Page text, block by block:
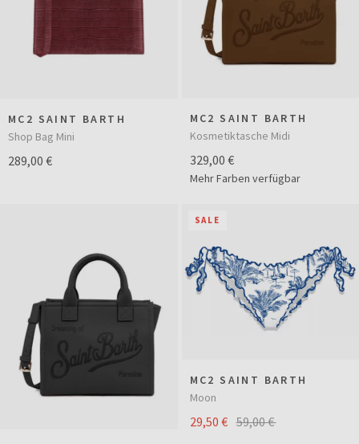
MC2 SAINT BARTH
Shop Bag Mini
289,00 €
MC2 SAINT BARTH
Kosmetiktasche Midi
329,00 €
Mehr Farben verfügbar
SALE
MC2 SAINT BARTH
Moon
29,50 € 59,00 €